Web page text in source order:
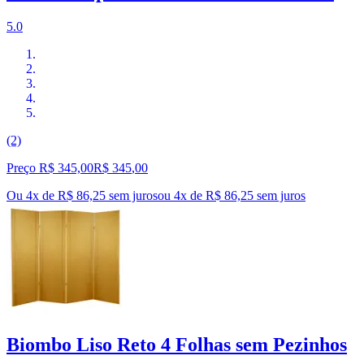
5.0
(2)
Preço R$ 345,00R$ 345,00
Ou 4x de R$ 86,25 sem jurosou 4x de R$ 86,25 sem juros
Biombo Liso Reto 4 Folhas sem Pezinhos